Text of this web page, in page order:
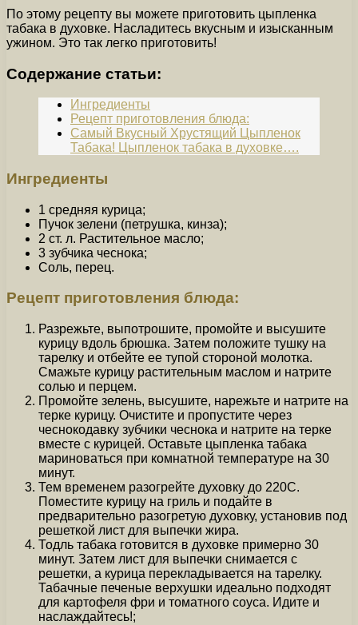
По этому рецепту вы можете приготовить цыпленка
табака в духовке. Насладитесь вкусным и изысканным
ужином. Это так легко приготовить!
Содержание статьи:
Ингредиенты
Рецепт приготовления блюда:
Самый Вкусный Хрустящий Цыпленок
Табака! Цыпленок табака в духовке….
Ингредиенты
1 средняя курица;
Пучок зелени (петрушка, кинза);
2 ст. л. Растительное масло;
3 зубчика чеснока;
Соль, перец.
Рецепт приготовления блюда:
Разрежьте, выпотрошите, промойте и высушите
курицу вдоль брюшка. Затем положите тушку на
тарелку и отбейте ее тупой стороной молотка.
Смажьте курицу растительным маслом и натрите
солью и перцем.
Промойте зелень, высушите, нарежьте и натрите на
терке курицу. Очистите и пропустите через
чеснокодавку зубчики чеснока и натрите на терке
вместе с курицей. Оставьте цыпленка табака
мариноваться при комнатной температуре на 30
минут.
Тем временем разогрейте духовку до 220С.
Поместите курицу на гриль и подайте в
предварительно разогретую духовку, установив под
решеткой лист для выпечки жира.
Тодль табака готовится в духовке примерно 30
минут. Затем лист для выпечки снимается с
решетки, а курица перекладывается на тарелку.
Табачные печеные верхушки идеально подходят
для картофеля фри и томатного соуса. Идите и
наслаждайтесь!;